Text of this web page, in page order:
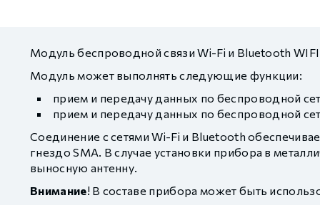
Модуль беспроводной связи Wi-Fi и Bluetooth
Модуль может выполнять следующие функции:
прием и передачу данных по беспроводной
прием и передачу данных по беспроводной
Соединение с сетями Wi-Fi и Bluetooth
гнездо SMA. В случае установки прибора в
выносную антенну.
Внимание! В составе прибора может быть